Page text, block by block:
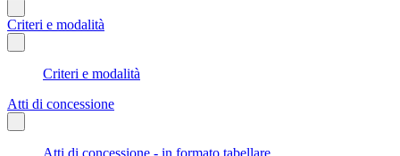
Criteri e modalità
Criteri e modalità
Atti di concessione
Atti di concessione - in formato tabellare